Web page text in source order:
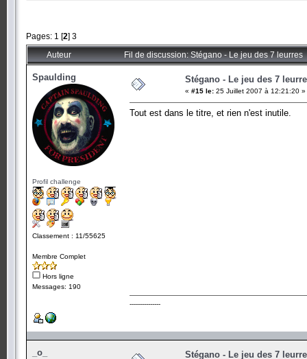
Pages: 1 [2] 3
Auteur Fil de discussion: Stégano - Le jeu des 7
Spaulding
Profil challenge
Classement : 11/55625
Membre Complet
Hors ligne
Messages: 190
Stégano - Le jeu des 7
« #15 le: 25 Juillet 2007 à 12:21:20 »
Tout est dans le titre, et rien n'est inutile.
---------------
_o_ Stégano - Le jeu des 7